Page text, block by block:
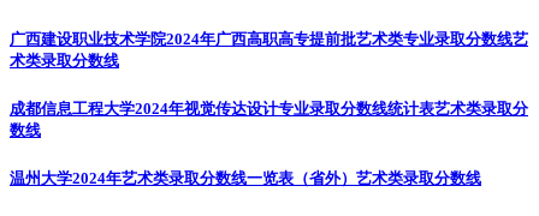
广西建设职业技术学院2024年广西高职高专提前批艺术类专业录取分数线艺
术类录取分数线
成都信息工程大学2024年视觉传达设计专业录取分数线统计表艺术类录取分
数线
温州大学2024年艺术类录取分数线一览表（省外） 艺术类录取分数线